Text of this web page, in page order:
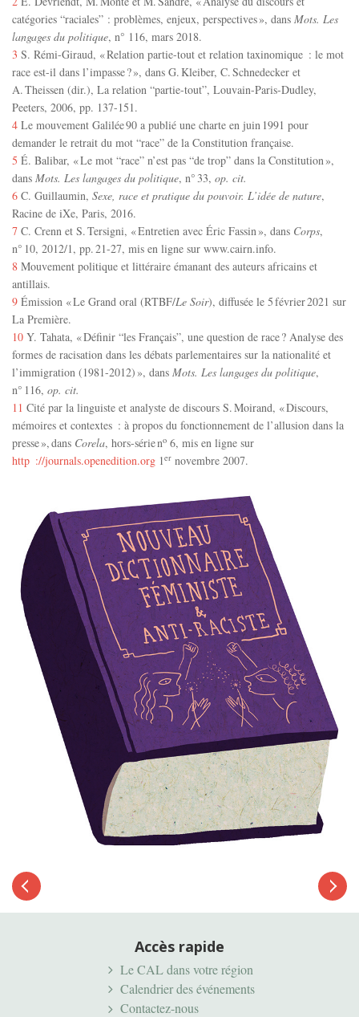
catégories “raciales” : problèmes, enjeux, perspectives », dans Mots. Les
langages du politique, n° 116, mars 2018.
3 S. Rémi-Giraud, « Relation partie-tout et relation taxinomique : le mot
race est-il dans l’impasse ? », dans G. Kleiber, C. Schnedecker et
A. Theissen (dir.), La relation “partie-tout”, Louvain-Paris-Dudley,
Peeters, 2006, pp. 137-151.
4 Le mouvement Galilée 90 a publié une charte en juin 1991 pour
demander le retrait du mot “race” de la Constitution française.
5 É. Balibar, « Le mot “race” n’est pas “de trop” dans la Constitution »,
dans Mots. Les langages du politique, n° 33, op. cit.
6 C. Guillaumin, Sexe, race et pratique du pouvoir. L’idée de nature,
Racine de iXe, Paris, 2016.
7 C. Crenn et S. Tersigni, « Entretien avec Éric Fassin », dans Corps,
n° 10, 2012/1, pp. 21-27, mis en ligne sur www.cairn.info.
8 Mouvement politique et littéraire émanant des auteurs africains et
antillais.
9 Émission « Le Grand oral (RTBF/Le Soir), diffusée le 5 février 2021 sur
La Première.
10 Y. Tahata, « Définir “les Français”, une question de race ? Analyse des
formes de racisation dans les débats parlementaires sur la nationalité et
l’immigration (1981-2012) », dans Mots. Les langages du politique,
n° 116, op. cit.
11 Cité par la linguiste et analyste de discours S. Moirand, « Discours,
mémoires et contextes : à propos du fonctionnement de l’allusion dans la
presse », dans Corela, hors-série no 6, mis en ligne sur
http ://journals.openedition.org 1er novembre 2007.
Article
précédent
Article
suivant
Accès rapide
Le CAL dans votre région
Calendrier des événements
Contactez-nous